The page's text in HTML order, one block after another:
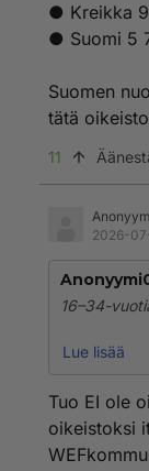
● Kreikka
● Suomi 5
Suomen
tätä
11
2026-
16–34-
● Malta 257
● Belgia 97
● Slovakia
● Viro 62
Lue lisää
Tuo EI ole
oikeistoksi